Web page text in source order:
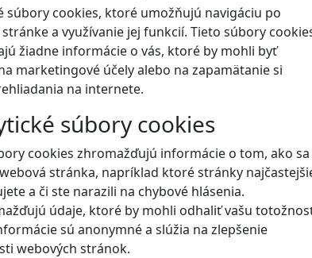
súbory cookies, ktoré umožňujú navigáciu po
a využívanie jej funkcií. Tieto súbory
žiadne informácie o vás, ktoré by mohli byť
marketingové účely alebo na zapamätanie si
na internete.
súbory cookies
cookies zhromažďujú informácie o tom, ako sa
stránka, napríklad ktoré stránky
a či ste narazili na chybové hlásenia.
údaje, ktoré by mohli odhaliť vašu
sú anonymné a slúžia na zlepšenie
webových stránok.